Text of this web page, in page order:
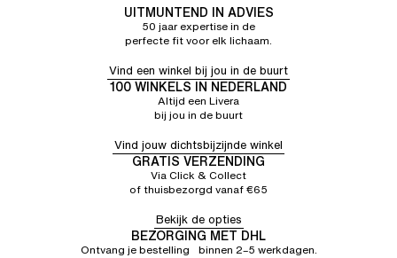
UITMUNTEND IN ADVIES
50 jaar expertise in de
perfecte fit voor elk lichaam.
Vind een winkel bij jou in de buurt
100 WINKELS IN NEDERLAND
Altijd een Livera
bij jou in de buurt
Vind jouw dichtsbijzijnde winkel
GRATIS VERZENDING
Via Click & Collect
of thuisbezorgd vanaf €65
Bekijk de opties
BEZORGING MET DHL
Ontvang je bestelling binnen 2–5 werkdagen.